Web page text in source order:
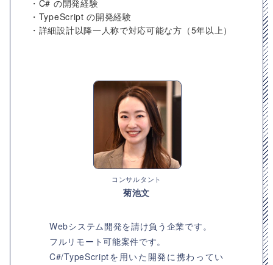
・C# の開発経験
・TypeScript の開発経験
・詳細設計以降一人称で対応可能な方（5年以上）
コンサルタント
菊池文
Webシステム開発を請け負う企業です。
フルリモート可能案件です。
C#/TypeScriptを用いた開発に携わってい